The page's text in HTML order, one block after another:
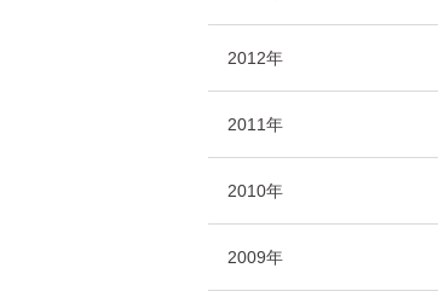
2012年
2011年
2010年
2009年